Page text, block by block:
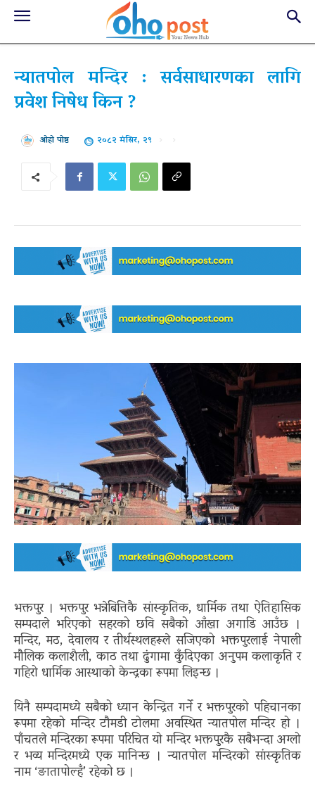
न्यातपोल मन्दिर : सर्वसाधारणका लागि
प्रवेश निषेध किन ?
ओहो पोष्ट २०८२ मंसिर, २९
भक्तपुर । भक्तपुर भन्नेबित्तिकै सांस्कृतिक, धार्मिक तथा ऐतिहासिक
सम्पदाले भरिएको सहरको छवि सबैको आँखा अगाडि आउँछ ।
मन्दिर, मठ, देवालय र तीर्थस्थलहरूले सजिएको भक्तपुरलाई नेपाली
मौलिक कलाशैली, काठ तथा ढुंगामा कुँदिएका अनुपम कलाकृति र
गहिरो धार्मिक आस्थाको केन्द्रका रूपमा लिइन्छ ।
यिनै सम्पदामध्ये सबैको ध्यान केन्द्रित गर्ने र भक्तपुरको पहिचानका
रूपमा रहेको मन्दिर टौमडी टोलमा अवस्थित न्यातपोल मन्दिर हो ।
पाँचतले मन्दिरका रूपमा परिचित यो मन्दिर भक्तपुरकै सबैभन्दा अग्लो
र भव्य मन्दिरमध्ये एक मानिन्छ । न्यातपोल मन्दिरको सांस्कृतिक
नाम ‘ङातापोल्हँ’ रहेको छ ।